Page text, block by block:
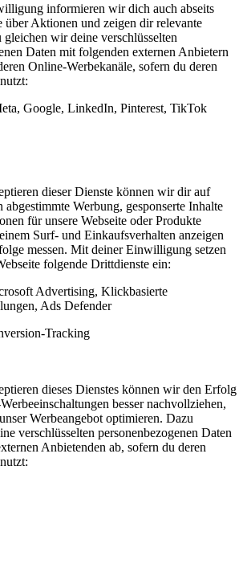
informieren wir dich auch abseits
über Aktionen und zeigen dir relevante
wir deine verschlüsselten
Daten mit folgenden externen Anbietern
Online-Werbekanäle, sofern du deren
Google, LinkedIn, Pinterest, TikTok
dieser Dienste können wir dir auf
abgestimmte Werbung, gesponserte Inhalte
für unsere Webseite oder Produkte
Surf- und Einkaufsverhalten anzeigen
messen. Mit deiner Einwilligung setzen
folgende Drittdienste ein:
Advertising, Klickbasierte
Ads Defender
Tracking
dieses Dienstes können wir den Erfolg
besser nachvollziehen,
Werbeangebot optimieren. Dazu
verschlüsselten personenbezogenen Daten
Anbietenden ab, sofern du deren